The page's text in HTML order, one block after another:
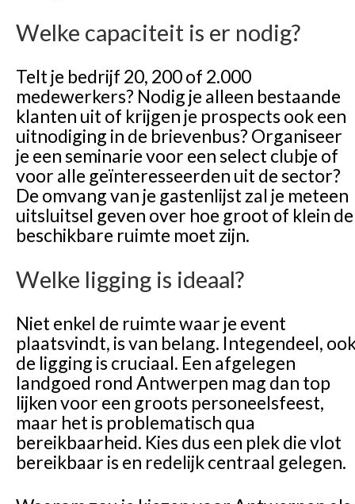
Welke capaciteit is er nodig?
Telt je bedrijf 20, 200 of 2.000
medewerkers? Nodig je alleen bestaande
klanten uit of krijgen je prospects ook een
uitnodiging in de brievenbus? Organiseer
je een seminarie voor een select clubje of
voor alle geïnteresseerden uit de sector?
De omvang van je gastenlijst zal je meteen
uitsluitsel geven over hoe groot of klein de
beschikbare ruimte moet zijn.
Welke ligging is ideaal?
Niet enkel de ruimte waar je event
plaatsvindt, is van belang. Integendeel,
de ligging is cruciaal. Een afgelegen
landgoed rond Antwerpen mag dan top
lijken voor een groots personeelsfeest,
maar het is problematisch qua
bereikbaarheid. Kies dus een plek die vlot
bereikbaar is en redelijk centraal gelegen.